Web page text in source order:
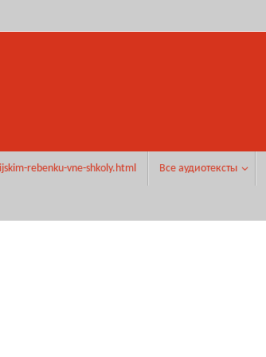
rebenku-vne-shkoly.html Все аудиотексты